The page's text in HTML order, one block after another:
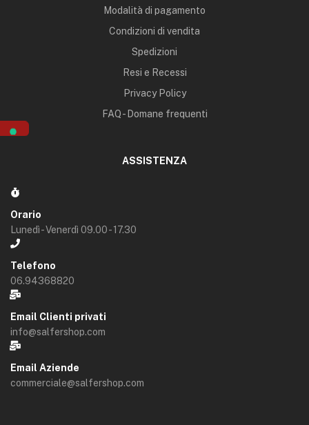
Modalità di pagamento
Condizioni di vendita
Spedizioni
Resi e Recessi
Privacy Policy
FAQ - Domane frequenti
ASSISTENZA
Orario
Lunedì - Venerdì 09.00 - 17.30
Telefono
06.94368820
Email Clienti privati
info@salfershop.com
Email Aziende
commerciale@salfershop.com